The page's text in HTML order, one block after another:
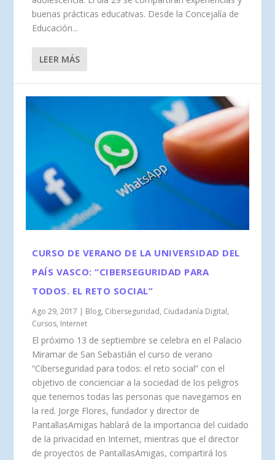
buenas prácticas educativas. Desde la Concejalía de
Educación...
LEER MÁS
CURSO DE VERANO DE LA UNIVERSIDAD DEL
PAÍS VASCO: “CIBERSEGURIDAD PARA
TODOS. EL RETO SOCIAL”
Ago 29, 2017 | Blog, Ciberseguridad, Ciudadanía Digital,
Cursos, Internet
El próximo 13 de septiembre se celebra en el Palacio
Miramar de San Sebastián el curso de verano
“Ciberseguridad para todos: el reto social” con el
objetivo de concienciar a la sociedad de los peligros
que tenemos todas las personas que navegamos en
la red. Jorge Flores, fundador y director de
PantallasAmigas hablará de la importancia del cuidado
de la privacidad en Internet, mientras que el director
de proyectos de PantallasAmigas, compartirá los